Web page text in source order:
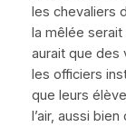
les chevaliers
la mêlée serait
aurait que des
les officiers
que leurs
l’air, aussi